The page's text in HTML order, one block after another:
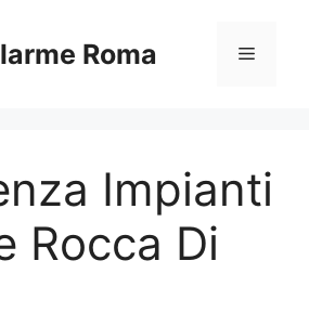
Roma Menu
Impianti
Rocca Di